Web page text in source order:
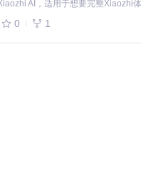
时保留了对普通图片的处理
0 1